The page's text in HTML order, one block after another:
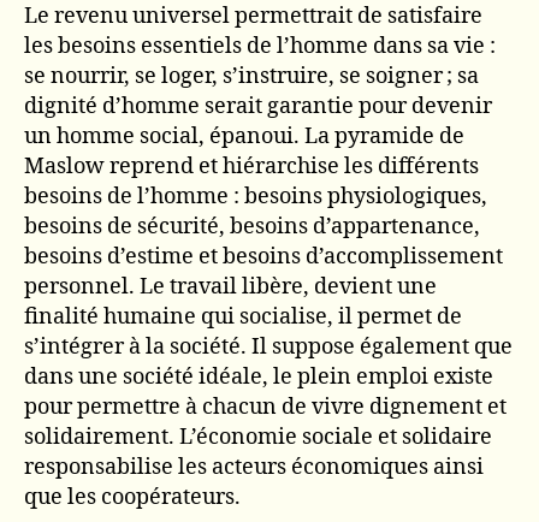
Le revenu universel permettrait de satisfaire
les besoins essentiels de l’homme dans sa vie :
se nourrir, se loger, s’instruire, se soigner ; sa
dignité d’homme serait garantie pour devenir
un homme social, épanoui. La pyramide de
Maslow reprend et hiérarchise les différents
besoins de l’homme : besoins physiologiques,
besoins de sécurité, besoins d’appartenance,
besoins d’estime et besoins d’accomplissement
personnel. Le travail libère, devient une
finalité humaine qui socialise, il permet de
s’intégrer à la société. Il suppose également que
dans une société idéale, le plein emploi existe
pour permettre à chacun de vivre dignement et
solidairement. L’économie sociale et solidaire
responsabilise les acteurs économiques ainsi
que les coopérateurs.